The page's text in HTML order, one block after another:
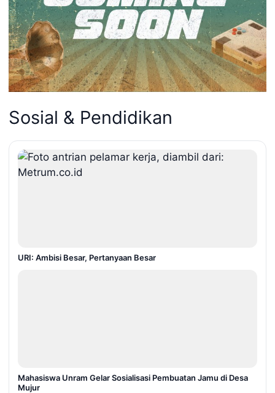
Sosial & Pendidikan
URI: Ambisi Besar, Pertanyaan Besar
Mahasiswa Unram Gelar Sosialisasi Pembuatan Jamu di Desa
Mujur